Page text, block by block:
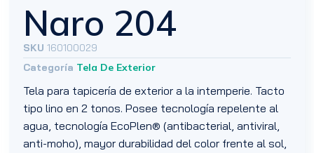
Naro 204
SKU160100029
Categoría Tela De Exterior
Tela para tapicería de exterior a la intemperie. Tacto
tipo lino en 2 tonos. Posee tecnología repelente al
agua, tecnología EcoPlen® (antibacterial, antiviral,
anti-moho), mayor durabilidad del color frente al sol,